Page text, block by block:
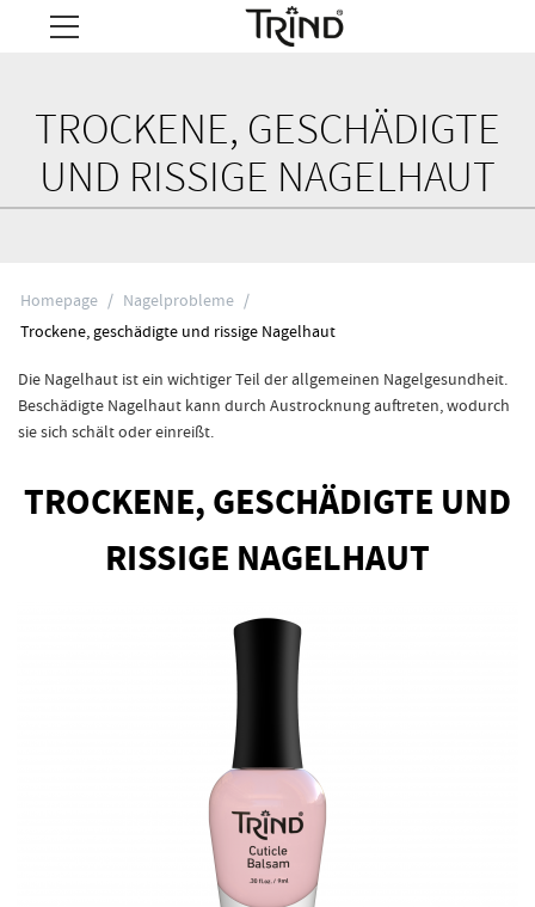
TROCKENE, GESCHÄDIGTE
UND RISSIGE NAGELHAUT
Homepage / Nagelprobleme /
Trockene, geschädigte und rissige Nagelhaut
Die Nagelhaut ist ein wichtiger Teil der allgemeinen Nagelgesundheit.
Beschädigte Nagelhaut kann durch Austrocknung auftreten, wodurch
sie sich schält oder einreißt.
TROCKENE, GESCHÄDIGTE UND
RISSIGE NAGELHAUT